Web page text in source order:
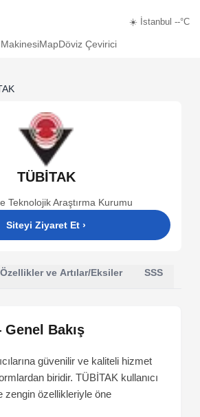
☀️ İstanbul --°C
MapDöviz Çevirici
TÜBİTAK
Teknolojik Araştırma Kurumu
Siteyi Ziyaret Et ›
Özellikler ve Artılar/Eksiler SSS
Bakış
güvenilir ve kaliteli hizmet
biridir. TÜBİTAK kullanıcı
zengin özellikleriyle öne